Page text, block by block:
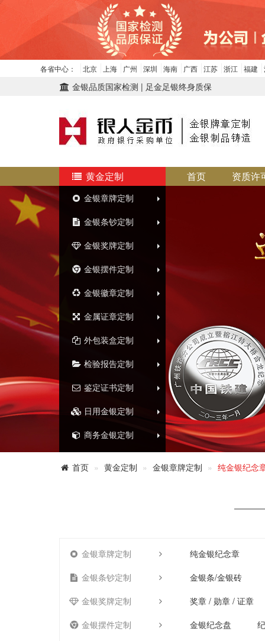
各省中心： 北京 上海 广州 深圳 海南 广西 江苏 浙江 福建
金银品质国家检测 | 足金足银终身质保
黄金定制
金银章牌定制
金银条钞定制
金银奖牌定制
金银摆件定制
金银徽章定制
金属证章定制
外包装盒定制
检验报告定制
鉴定证书定制
日用金银定制
商务金银定制
首页 资质许
首页 黄金定制 金银章牌定制 纯金银纪念
金银章牌定制
纯金银纪念章
金银条钞定制
金银条/金银砖
金银奖牌定制
奖章 / 勋章 / 证章
金银摆件定制
金银纪念盘